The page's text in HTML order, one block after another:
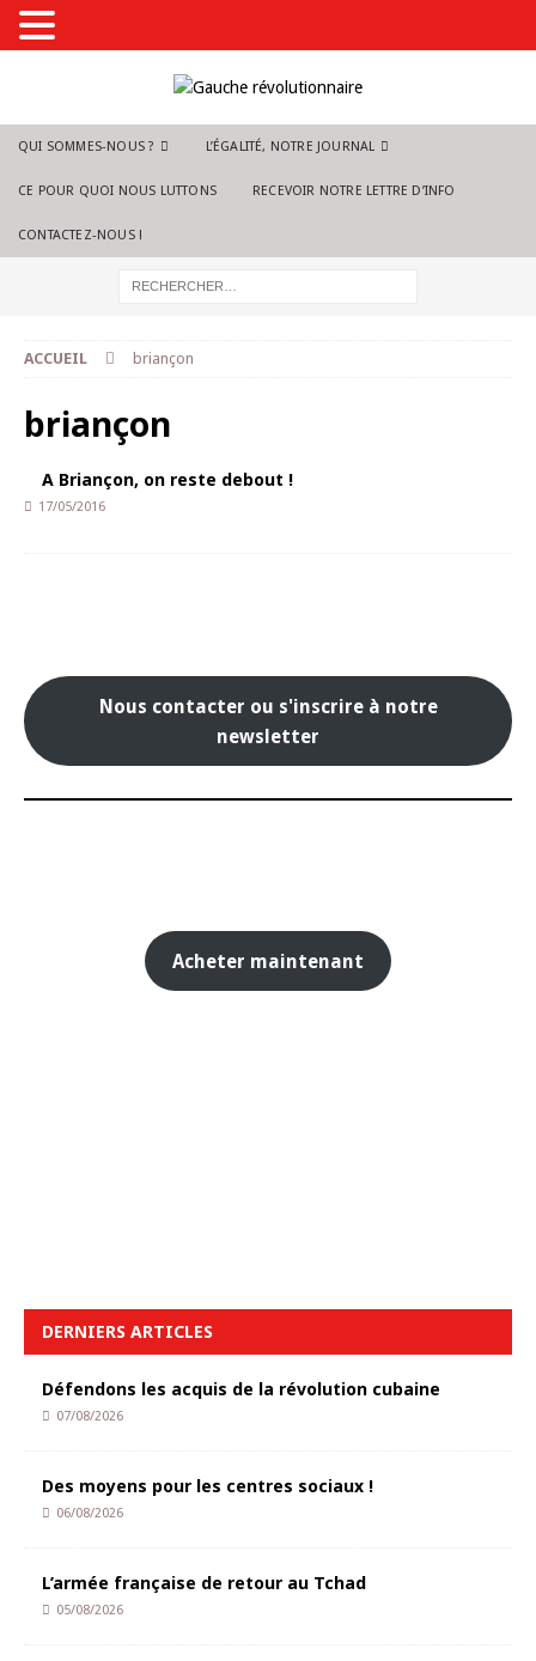
QUI SOMMES-NOUS ? L’ÉGALITÉ, NOTRE JOURNAL
CE POUR QUOI NOUS LUTTONS RECEVOIR NOTRE LETTRE D’INFO
CONTACTEZ-NOUS !
ACCUEIL briançon
briançon
A Briançon, on reste debout !
17/05/2016
Nous contacter ou s'inscrire à notre
newsletter
Acheter maintenant
DERNIERS ARTICLES
Défendons les acquis de la révolution cubaine
07/08/2026
Des moyens pour les centres sociaux !
06/08/2026
L’armée française de retour au Tchad
05/08/2026